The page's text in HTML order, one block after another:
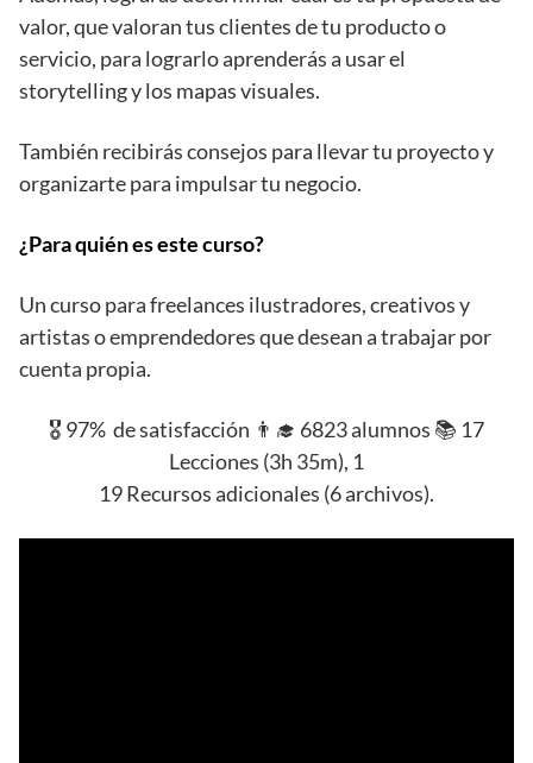
valor, que valoran tus clientes de tu producto o
servicio, para lograrlo aprenderás a usar el
storytelling y los mapas visuales.
También recibirás consejos para llevar tu proyecto y
organizarte para impulsar tu negocio.
¿Para quién es este curso?
Un curso para freelances ilustradores, creativos y
artistas o emprendedores que desean a trabajar por
cuenta propia.
🎖️ 97% de satisfacción 👨‍🎓 6823 alumnos 📚 17
Lecciones (3h 35m), 1
19 Recursos adicionales (6 archivos).